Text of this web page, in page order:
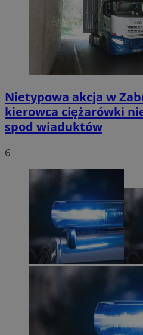
Nietypowa akcja w
kierowca ciężarówki
spod wiaduktów
6